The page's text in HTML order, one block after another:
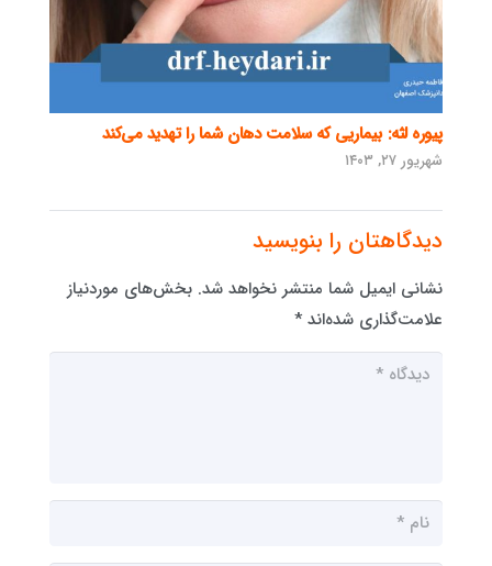
پیوره لثه: بیماریی که سلامت دهان شما را تهدید می‌کند
شهریور ۲۷, ۱۴۰۳
دیدگاهتان را بنویسید
نشانی ایمیل شما منتشر نخواهد شد. بخش‌های موردنیاز
علامت‌گذاری شده‌اند *